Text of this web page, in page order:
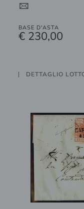
4
BASE D'ASTA
€ 230,00
DETTAGLIO